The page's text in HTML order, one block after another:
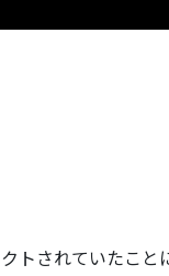
トされていたこと